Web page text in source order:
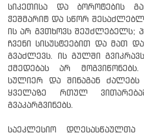
სიკეთისა და ბოროტების
ჭეშმარიტ და სწორ
ის არ გვთხოვს შეუძლებელს;
ჩვენი სისუსტეებით და მათ
გვაძლევს. ის გულში
ქმედებას არ
სულიერ და შინაგან ძალებს
ყველაზე რთულ
გვაკარგვინებს.
საეკლესიო დღესასწაულთა